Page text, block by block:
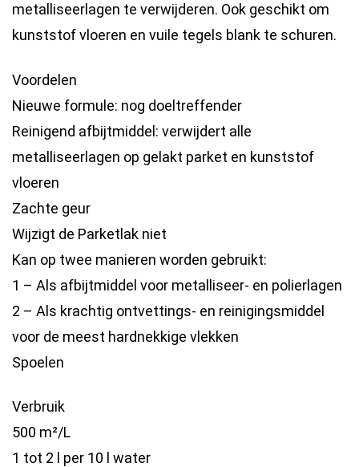
metalliseerlagen te verwijderen. Ook geschikt om
kunststof vloeren en vuile tegels blank te schuren.
Voordelen
Nieuwe formule: nog doeltreffender
Reinigend afbijtmiddel: verwijdert alle
metalliseerlagen op gelakt parket en kunststof
vloeren
Zachte geur
Wijzigt de Parketlak niet
Kan op twee manieren worden gebruikt:
1 – Als afbijtmiddel voor metalliseer- en polierlagen
2 – Als krachtig ontvettings- en reinigingsmiddel
voor de meest hardnekkige vlekken
Spoelen
Verbruik
500 m²/L
1 tot 2 l per 10 l water